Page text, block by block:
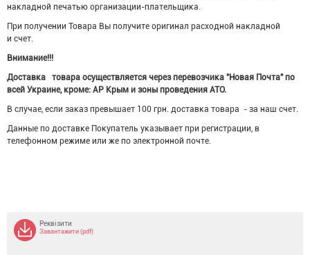
накладной печатью организации-плательщика.
При получении Товара Вы получите оригинал расходной накладной
и счет.
Внимание!!!
Доставка товара осуществляется через перевозчика "Новая Почта" по
всей Украине, кроме: АР Крым и зоны проведения АТО.
В случае, если заказ превышает 100 грн. доставка товара - за наш счет.
Данные по доставке Покупатель указывает при регистрации, в
телефонном режиме или же по электронной почте.
Реквізити
Завантажити (pdf)